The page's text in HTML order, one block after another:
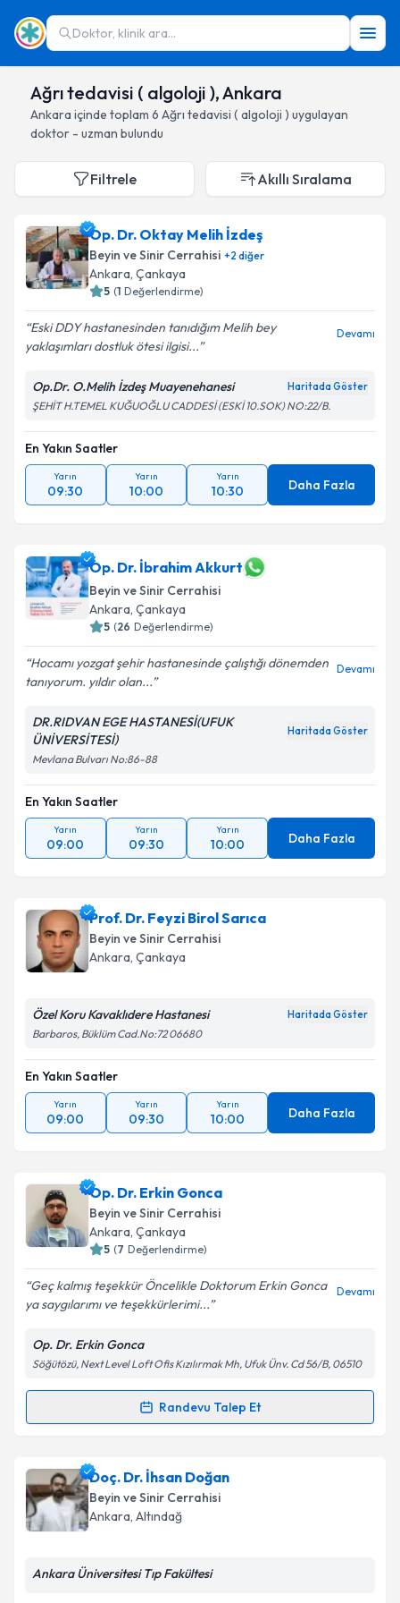
Doktor, klinik ara...
Ağrı tedavisi ( algoloji ), Ankara
Ankara içinde toplam 6 Ağrı tedavisi ( algoloji ) uygulayan
doktor - uzman bulundu
Filtrele Akıllı Sıralama
Op. Dr. Oktay Melih İzdeş
Beyin ve Sinir Cerrahisi +2 diğer
Ankara, Çankaya
5 (1 Değerlendirme)
Eski DDY hastanesinden tanıdığım Melih bey
yaklaşımları dostluk ötesi ilgisi...
Devamı
Op.Dr. O.Melih İzdeş Muayenehanesi Haritada Göster
ŞEHİT H.TEMEL KUĞUOĞLU CADDESİ (ESKİ 10.SOK) NO:22/B.
En Yakın Saatler
Yarın
09:30
Yarın
10:00
Yarın
10:30 Daha Fazla
Op. Dr. İbrahim Akkurt
Beyin ve Sinir Cerrahisi
Ankara, Çankaya
5 (26 Değerlendirme)
Hocamı yozgat şehir hastanesinde çalıştığı dönemden
tanıyorum. yıldır olan...
Devamı
DR.RIDVAN EGE HASTANESİ(UFUK
ÜNİVERSİTESİ)
Haritada Göster
Mevlana Bulvarı No:86-88
En Yakın Saatler
Yarın
09:00
Yarın
09:30
Yarın
10:00 Daha Fazla
Prof. Dr. Feyzi Birol Sarıca
Beyin ve Sinir Cerrahisi
Ankara, Çankaya
Özel Koru Kavaklıdere Hastanesi Haritada Göster
Barbaros, Büklüm Cad.No:72 06680
En Yakın Saatler
Yarın
09:00
Yarın
09:30
Yarın
10:00 Daha Fazla
Op. Dr. Erkin Gonca
Beyin ve Sinir Cerrahisi
Ankara, Çankaya
5 (7 Değerlendirme)
Geç kalmış teşekkür Öncelikle Doktorum Erkin Gonca
ya saygılarımı ve teşekkürlerimi...
Devamı
Op. Dr. Erkin Gonca
Söğütözü, Next Level Loft Ofis Kızılırmak Mh, Ufuk Ünv. Cd 56/B, 06510
Randevu Talep Et
Randevu Takvimi Talebi
Op. Dr. Erkin Gonca için randevu takvimi talebi
oluşturun. Size bu uzmandan randevu almanız için bir
takvim hazırlandığında e-posta ile bilgilendireceğiz.
Doç. Dr. İhsan Doğan
Beyin ve Sinir Cerrahisi
Ankara, Altındağ
Ankara Üniversitesi Tıp Fakültesi